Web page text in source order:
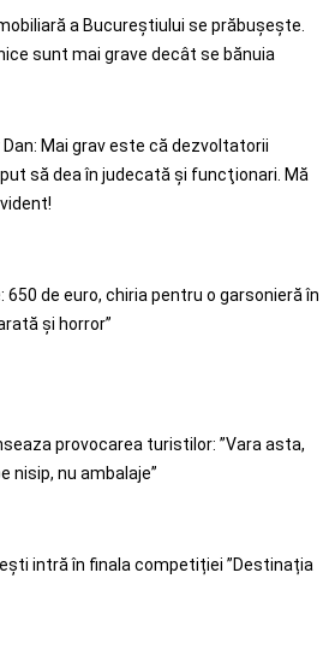
a Bucureștiului se prăbușește.
sunt mai grave decât se bănuia
Dan: Mai grav este că dezvoltatorii
să dea în judecată şi funcţionari. Mă
650 de euro, chiria pentru o garsonieră în
și horror”
provocarea turistilor: ”Vara asta,
nisip, nu ambalaje”
intră în finala competiției ”Destinația